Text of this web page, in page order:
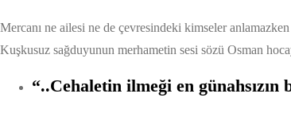
Mercanı ne ailesi ne de çevresindeki kimseler
Kuşkusuz sağduyunun merhametin sesi sözü Osman
“..Cehaletin ilmeği en günahsızın